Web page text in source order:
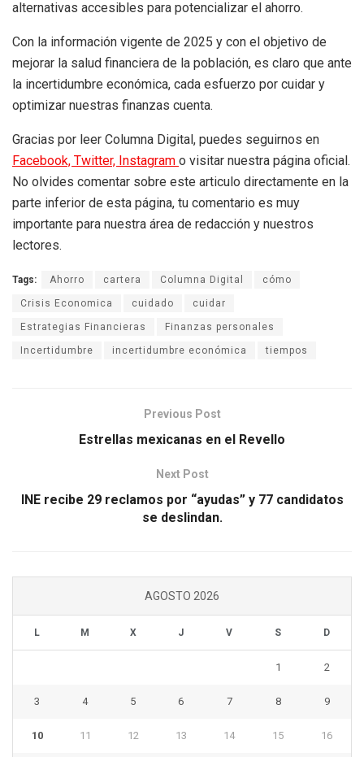
alternativas accesibles para potencializar el ahorro.
Con la información vigente de 2025 y con el objetivo de
mejorar la salud financiera de la población, es claro que ante
la incertidumbre económica, cada esfuerzo por cuidar y
optimizar nuestras finanzas cuenta.
Gracias por leer Columna Digital, puedes seguirnos en
Facebook, Twitter, Instagram o visitar nuestra página oficial.
No olvides comentar sobre este articulo directamente en la
parte inferior de esta página, tu comentario es muy
importante para nuestra área de redacción y nuestros
lectores.
Tags: Ahorro cartera Columna Digital cómo
Crisis Economica cuidado cuidar
Estrategias Financieras Finanzas personales
Incertidumbre incertidumbre económica tiempos
Previous Post
Estrellas mexicanas en el Revello
Next Post
INE recibe 29 reclamos por “ayudas” y 77 candidatos
se deslindan.
AGOSTO 2026
L M X J V S D
1 2
3 4 5 6 7 8 9
10 11 12 13 14 15 16